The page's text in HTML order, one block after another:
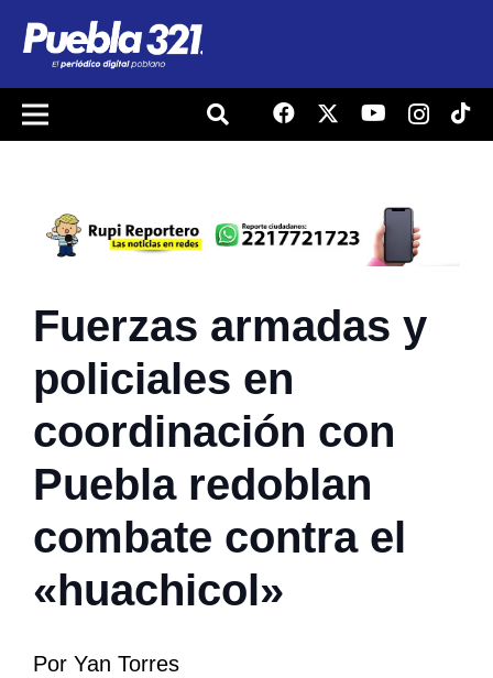
Fuerzas armadas y
policiales en
coordinación con
Puebla redoblan
combate contra el
«huachicol»
Por Yan Torres